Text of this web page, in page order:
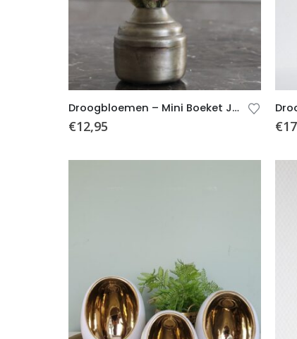
Droogbloemen – Mini Boeket Jessie (incl. Vaas)
€12,95 €